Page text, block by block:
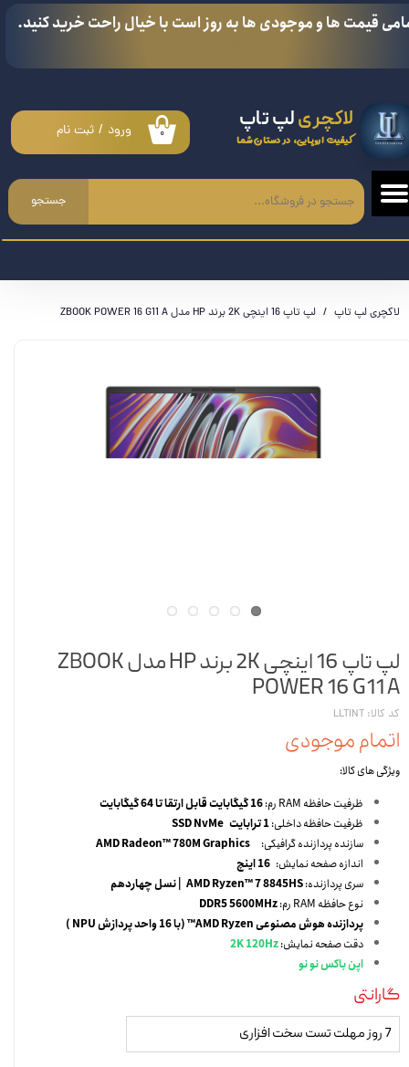
لاکچریلپ تاپ
کیفیت اروپایی، در دستان شما
جستجو
۰ ورود / ثبت نام
حساب کاربری من
سفارشات
خروج از حساب کاربری
قیمت ها و موجودی ها به روز است با خیال راحت خرید کنید.
لاکچری لپ تاپ لپ تاپ 16 اینچی 2K برند HP مدل ZBOOK POWER 16 G11 A
لپ تاپ 16 اینچی 2K برند HP مدل ZBOOK
POWER 16 G11 A
کد کالا: LLTINT
اتمام موجودی
ویژگی های کالا:
ظرفیت حافظه RAM رم:
16 گیگابایت قابل ارتقا تا 64 گیگابایت
ظرفیت حافظه داخلی:
سازنده پردازنده گرافیکی:
اندازه صفحه نمایش: 16 اینچ
سری پردازنده:AMD Ryzen™ 7 8845HS | نسل چهاردهم
نوع حافظه RAM رم:
DDR5 5600MHz
پردازنده هوش مصنوعی AMD Ryzen™ (با 16 واحد پردازش NPU )
دقت صفحه نمایش:2K 120Hz
اپن باکس نو نو
گارانتی
7 روز مهلت تست سخت افزاری